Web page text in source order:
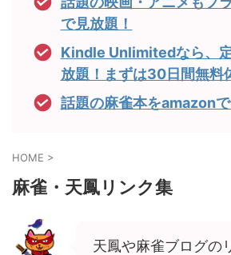
で見放題！
Kindle Unlimitedなら、
放題！まずは30日間無料
話題の麻雀本をamazonで
HOME >
麻雀・天鳳リンク集
天鳳や麻雀ブログの